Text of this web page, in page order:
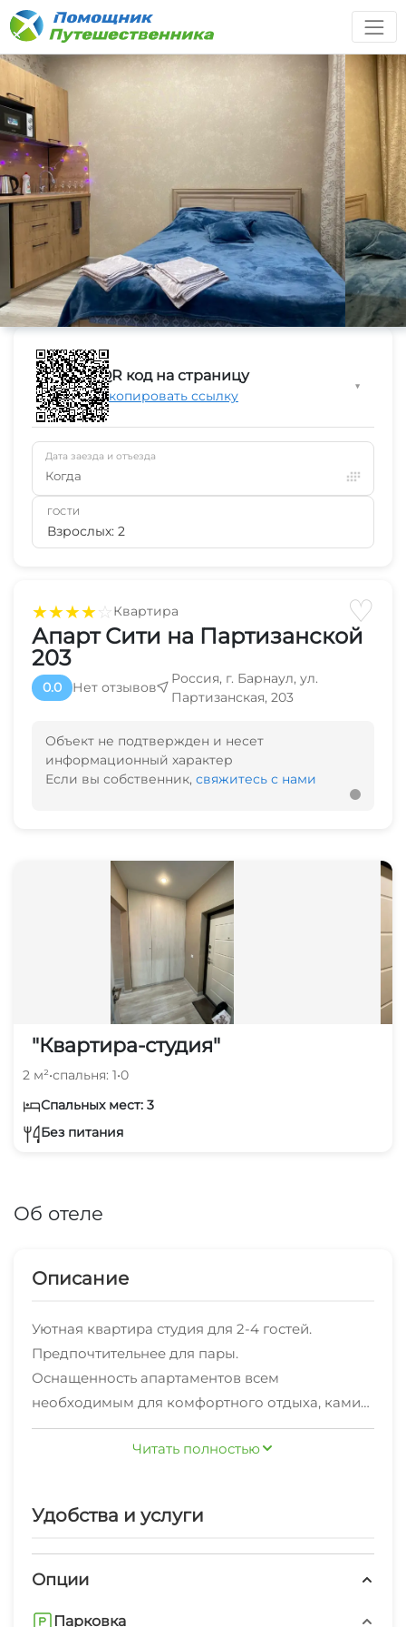
★★★★☆Квартира ♡
Апарт Сити на Партизанской
203
0.0 Нет отзывов
Россия, г. Барнаул, ул.
Партизанская, 203
Объект не подтвержден и несет
информационный характер
Если вы собственник, свяжитесь с нами
"Квартира-студия"
2 м²•спальня: 1•0
Спальных мест: 3
Без питания
Об отеле
Описание
Уютная квартира студия для 2-4 гостей.
Предпочтительнее для пары.
Оснащенность апартаментов всем
необходимым для комфортного отдыха, камин
добавляет атмосферы и уюта в комнате, из
окна открывается красивый ночной вид на
центра города.
городская инфраструктура. В доме
ра, К&Б, аптека. В шаговой доступности
Читать полностью
Удобства и услуги
Опции
Парковка
QR код на страницу
Скопировать ссылку
▼
Дата заезда и отъезда
Когда
ГОСТИ
Взрослых: 2